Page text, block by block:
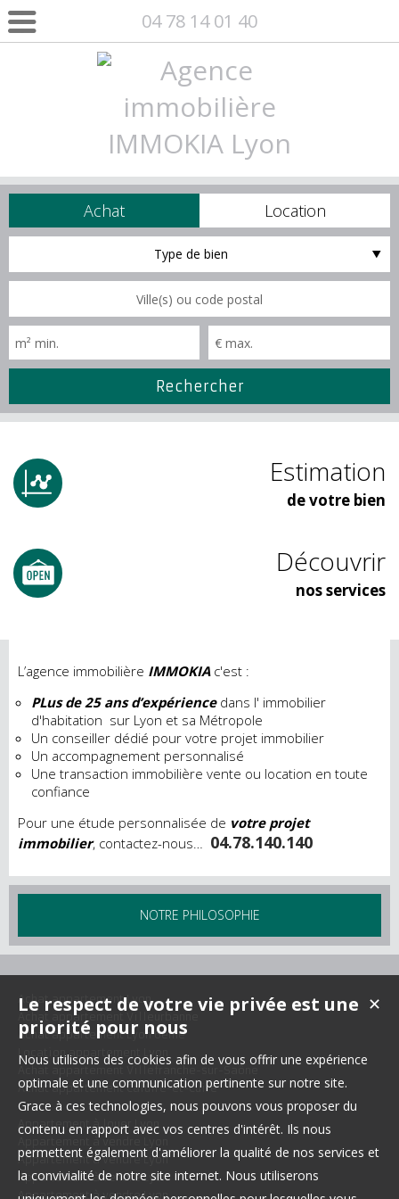
04 78 14 01 40
Achat Location
Type de bien
Estimation
de votre bien
Découvrir
nos services
L’agence immobilière IMMOKIAc'est :
PLus de 25 ans d’expérience dans l' immobilier
d'habitation sur Lyon et sa Métropole
Un conseiller dédié pour votre projet immobilier
Un accompagnement personnalisé
Une transaction immobilière vente ou location en toute
confiance
Pour une étude personnalisée de votre projet
immobilier, contactez-nous… 04.78.140.140
NOTRE PHILOSOPHIE
Achat appartement Lyon
Achat appartement Villeurbanne
Achat appartement Lyon 6ème
Location appartement Lyon
Achat appartement Caluire-et-Cuire
Appartement à louer Lyon
Appartement à vendre Lyon
Appartement à vendre Lyon
Appartement à vendre Lyon
Appartement à vendre Lyon
✕
Le respect de votre vie privée est une
priorité pour nous
Nous utilisons des cookies afin de vous offrir une expérience
optimale et une communication pertinente sur notre site.
Grace à ces technologies, nous pouvons vous proposer du
contenu en rapport avec vos centres d'intérêt. Ils nous
permettent également d'améliorer la qualité de nos services et
la convivialité de notre site internet. Nous utiliserons